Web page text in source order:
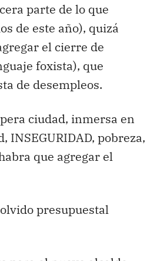
parte de lo que
de este año), quizá
el cierre de
foxista), que
de desempleos.
ciudad, inmersa en
INSEGURIDAD, pobreza,
que agregar el
presupuestal